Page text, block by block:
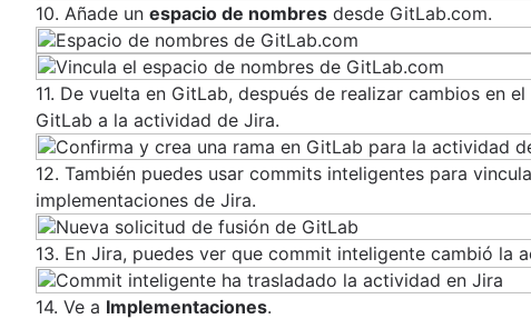
10. Añade un espacio de nombres desde GitLab.com.
11. De vuelta en GitLab, después de realizar cambios en
GitLab a la actividad de Jira.
12. También puedes usar commits inteligentes para
implementaciones de Jira.
13. En Jira, puedes ver que commit inteligente cambió la
14. Ve a Implementaciones.